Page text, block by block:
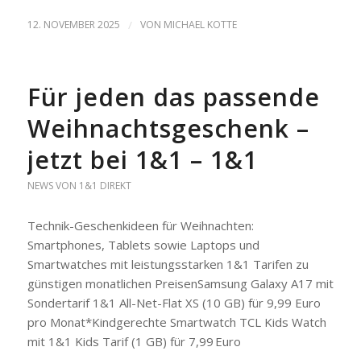
12. NOVEMBER 2025 / VON MICHAEL KOTTE
Für jeden das passende
Weihnachtsgeschenk –
jetzt bei 1&1 – 1&1
NEWS VON 1&1 DIREKT
Technik-Geschenkideen für Weihnachten:
Smartphones, Tablets sowie Laptops und
Smartwatches mit leistungsstarken 1&1 Tarifen zu
günstigen monatlichen PreisenSamsung Galaxy A17 mit
Sondertarif 1&1 All-Net-Flat XS (10 GB) für 9,99 Euro
pro Monat*Kindgerechte Smartwatch TCL Kids Watch
mit 1&1 Kids Tarif (1 GB) für 7,99 Euro